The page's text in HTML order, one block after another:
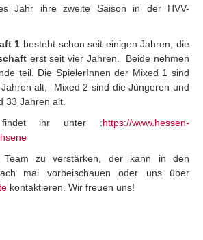
Jahr ihre zweite Saison in der HVV-
1 besteht schon seit einigen Jahren, die
erst seit vier Jahren. Beide nehmen
teil. Die SpielerInnen der Mixed 1 sind
alt, Mixed 2 sind die Jüngeren und
33 Jahren alt.
findet ihr unter :https://www.hessen-
zu verstärken, der kann in den
mal vorbeischauen oder uns über
kontaktieren. Wir freuen uns!